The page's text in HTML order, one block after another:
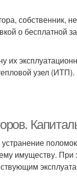
собственник,
о бесплатной
их
узел (ИТП).
имуществу.